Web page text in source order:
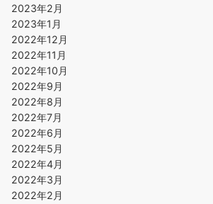
2023年2月
2023年1月
2022年12月
2022年11月
2022年10月
2022年9月
2022年8月
2022年7月
2022年6月
2022年5月
2022年4月
2022年3月
2022年2月